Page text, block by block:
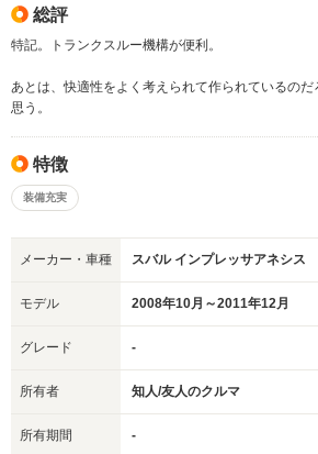
総評
特記。トランクスルー機構が便利。
あとは、快適性をよく考えられて作られているのだ
思う。
特徴
装備充実
メーカー・車種 スバル インプレッサアネシス
モデル 2008年10月～2011年12月
グレード -
所有者 知人/友人のクルマ
所有期間 -